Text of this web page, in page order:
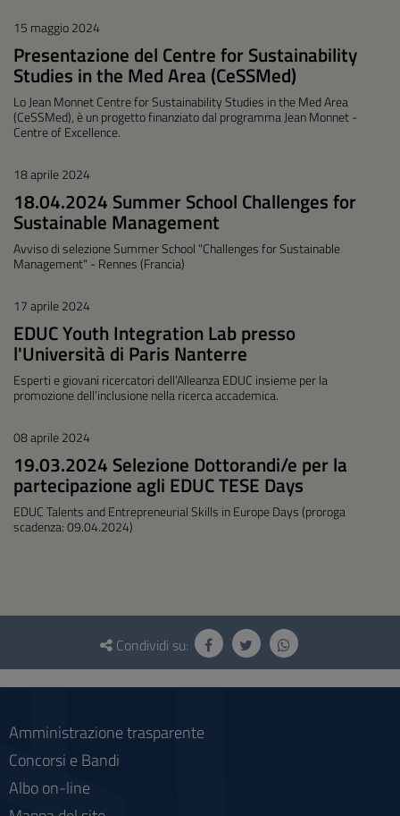
15 maggio 2024
Presentazione del Centre for Sustainability
Studies in the Med Area (CeSSMed)
Lo Jean Monnet Centre for Sustainability Studies in the Med Area
(CeSSMed), è un progetto finanziato dal programma Jean Monnet -
Centre of Excellence.
18 aprile 2024
18.04.2024 Summer School Challenges for
Sustainable Management
Avviso di selezione Summer School "Challenges for Sustainable
Management" - Rennes (Francia)
17 aprile 2024
EDUC Youth Integration Lab presso
l'Università di Paris Nanterre
Esperti e giovani ricercatori dell’Alleanza EDUC insieme per la
promozione dell’inclusione nella ricerca accademica.
08 aprile 2024
19.03.2024 Selezione Dottorandi/e per la
partecipazione agli EDUC TESE Days
EDUC Talents and Entrepreneurial Skills in Europe Days (proroga
scadenza: 09.04.2024)
Questionario
social
Condividi su:
Amministrazione trasparente
Concorsi e Bandi
Albo on-line